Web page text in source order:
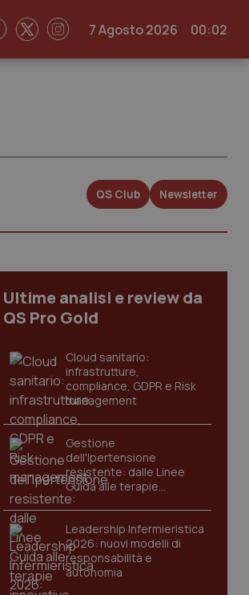
7 Agosto 2026 00:02
QS Club Newsletter
Ultime analisi e review da
QS Pro Gold
Cloud sanitario:
infrastrutture,
compliance, GDPR e Risk
management
Gestione
dell'Ipertensione
resistente: dalle Linee
Guida alle terapie
innovative
Leadership Infermieristica
2026: nuovi modelli di
responsabilità e
autonomia